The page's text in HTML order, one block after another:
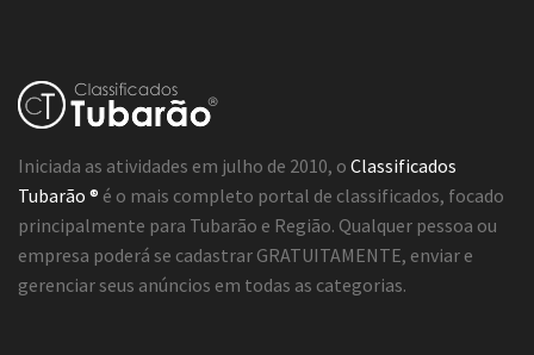
Iniciada as atividades em julho de 2010, o Classificados
Tubarão ® é o mais completo portal de classificados, focado
principalmente para Tubarão e Região. Qualquer pessoa ou
empresa poderá se cadastrar GRATUITAMENTE, enviar e
gerenciar seus anúncios em todas as categorias.